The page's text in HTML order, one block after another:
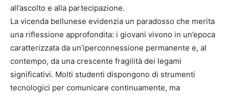
all’ascolto e alla partecipazione.
La vicenda bellunese evidenzia un paradosso che merita
una riflessione approfondita: i giovani vivono in un’epoca
caratterizzata da un’iperconnessione permanente e, al
contempo, da una crescente fragilità dei legami
significativi. Molti studenti dispongono di strumenti
tecnologici per comunicare continuamente, ma